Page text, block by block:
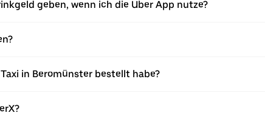
geben, wenn ich die Uber App nutze?
in Beromünster bestellt habe?